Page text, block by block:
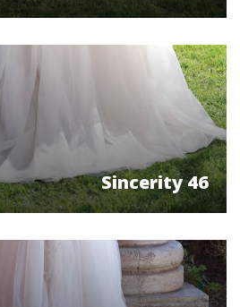
Se mere
Sincerity 46
Se mere